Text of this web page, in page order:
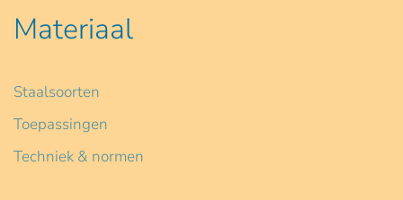
Materiaal
Staalsoorten
Toepassingen
Techniek & normen